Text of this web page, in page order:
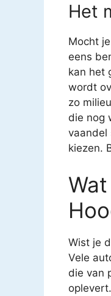
Het
Mocht
eens
kan het
wordt
zo
die nog
vaandel
kiezen.
Wist je
Vele
die van